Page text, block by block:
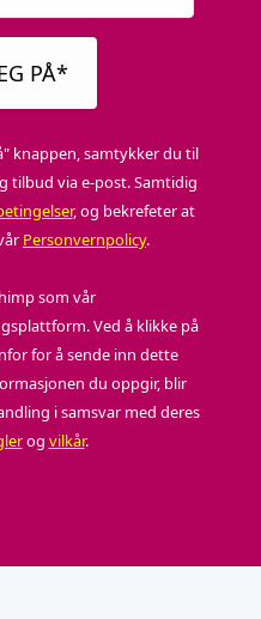
PÅ*
knappen, samtykker du til
tilbud via e-post. Samtidig
, og bekrefeter at
Personvernpolicy.
som vår
Ved å klikke på
for å sende inn dette
du oppgir, blir
i samsvar med deres
og vilkår.